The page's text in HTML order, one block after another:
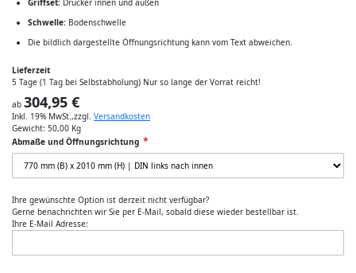
Griffset: Drücker innen und außen
Schwelle: Bodenschwelle
Die bildlich dargestellte Öffnungsrichtung kann vom Text abweichen.
Lieferzeit
5 Tage (1 Tag bei Selbstabholung) Nur so lange der Vorrat reicht!
ab 304,95 €
Inkl. 19% MwSt.,zzgl. Versandkosten
Gewicht: 50,00 Kg
Abmaße und Öffnungsrichtung
Ihre gewünschte Option ist derzeit nicht verfügbar?
Gerne benachrichten wir Sie per E-Mail, sobald diese wieder bestellbar ist.
Ihre E-Mail Adresse: